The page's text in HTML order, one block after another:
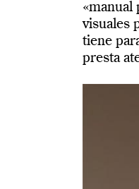
«manual
visuales
tiene
presta